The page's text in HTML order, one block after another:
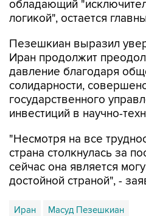
обладающий
логикой", остается
Пезешкиан выразил
Иран продолжит
давление благодаря
солидарности,
государственного
инвестиций в научно-
"Несмотря на все
страна столкнулась за
сейчас она является
достойной страной", -
Иран Масуд Пезешкиан